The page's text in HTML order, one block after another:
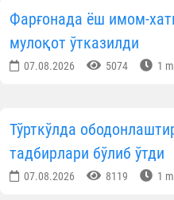
Фарғонада ёш имом-
мулоқот ўтказилди
07.08.2026 5074 1
Тўрткўлда
тадбирлари бўлиб ўтди
07.08.2026 8119 1